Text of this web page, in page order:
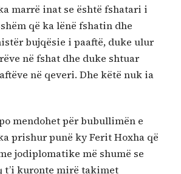
marrë inat se është fshatari i
që ka lënë fshatin dhe
bujqësie i paaftë, duke ulur
në fshat dhe duke shtuar
në qeveri. Dhe këtë nuk ia
mendohet për bubullimën e
prishur punë ky Ferit Hoxha që
jodiplomatike më shumë se
t’i kuronte mirë takimet